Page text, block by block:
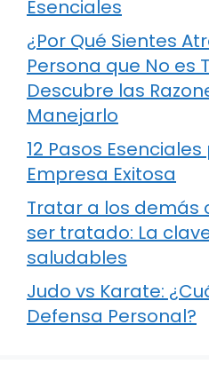
Esenciales
¿Por Qué Sientes
Persona que No es
Descubre las
Manejarlo
12 Pasos
Empresa Exitosa
Tratar a los demás
ser tratado: La
saludables
Judo vs Karate:
Defensa Personal?